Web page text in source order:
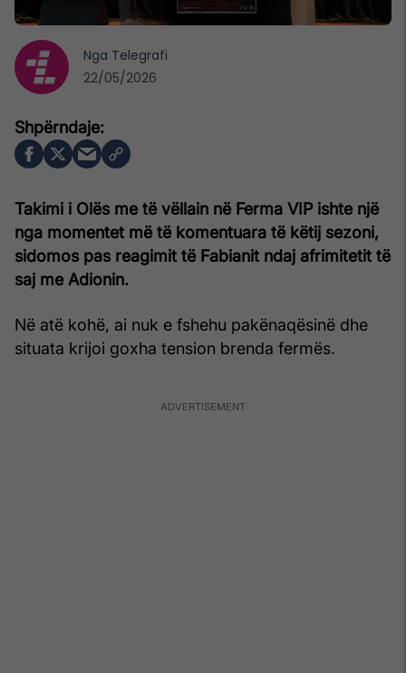
Takimi i Olës me të vëllain në Ferma VIP ishte një
nga momentet më të komentuara të këtij sezoni,
sidomos pas reagimit të Fabianit ndaj afrimitetit të
saj me Adionin.
Në atë kohë, ai nuk e fshehu pakënaqësinë dhe
situata krijoi goxha tension brenda fermës.
Nga Telegrafi
22/05/2026